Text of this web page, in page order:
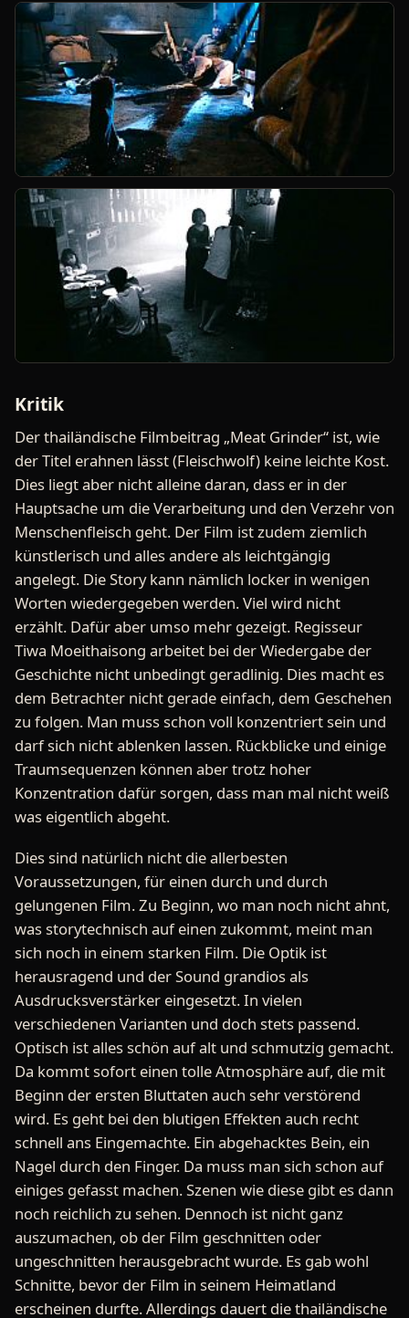
Kritik
Der thailändische Filmbeitrag „Meat Grinder“ ist, wie
der Titel erahnen lässt (Fleischwolf) keine leichte Kost.
Dies liegt aber nicht alleine daran, dass er in der
Hauptsache um die Verarbeitung und den Verzehr von
Menschenfleisch geht. Der Film ist zudem ziemlich
künstlerisch und alles andere als leichtgängig
angelegt. Die Story kann nämlich locker in wenigen
Worten wiedergegeben werden. Viel wird nicht
erzählt. Dafür aber umso mehr gezeigt. Regisseur
Tiwa Moeithaisong arbeitet bei der Wiedergabe der
Geschichte nicht unbedingt geradlinig. Dies macht es
dem Betrachter nicht gerade einfach, dem Geschehen
zu folgen. Man muss schon voll konzentriert sein und
darf sich nicht ablenken lassen. Rückblicke und einige
Traumsequenzen können aber trotz hoher
Konzentration dafür sorgen, dass man mal nicht weiß
was eigentlich abgeht.
Dies sind natürlich nicht die allerbesten
Voraussetzungen, für einen durch und durch
gelungenen Film. Zu Beginn, wo man noch nicht ahnt,
was storytechnisch auf einen zukommt, meint man
sich noch in einem starken Film. Die Optik ist
herausragend und der Sound grandios als
Ausdrucksverstärker eingesetzt. In vielen
verschiedenen Varianten und doch stets passend.
Optisch ist alles schön auf alt und schmutzig gemacht.
Da kommt sofort einen tolle Atmosphäre auf, die mit
Beginn der ersten Bluttaten auch sehr verstörend
wird. Es geht bei den blutigen Effekten auch recht
schnell ans Eingemachte. Ein abgehacktes Bein, ein
Nagel durch den Finger. Da muss man sich schon auf
einiges gefasst machen. Szenen wie diese gibt es dann
noch reichlich zu sehen. Dennoch ist nicht ganz
auszumachen, ob der Film geschnitten oder
ungeschnitten herausgebracht wurde. Es gab wohl
Schnitte, bevor der Film in seinem Heimatland
erscheinen durfte. Allerdings dauert die thailändische